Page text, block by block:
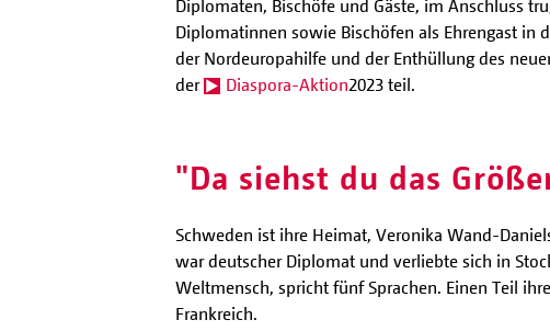
Diplomaten, Bischöfe und Gäste, im Anschluss
Diplomatinnen sowie Bischöfen als Ehrengast in
der Nordeuropahilfe und der Enthüllung des
der
Diaspora-Aktion2023 teil.
"Da siehst du das
Schweden ist ihre Heimat, Veronika Wand-
war deutscher Diplomat und verliebte sich in
Weltmensch, spricht fünf Sprachen. Einen Teil
Frankreich.